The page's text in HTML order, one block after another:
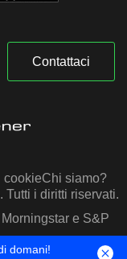
Contattaci
cookieChi siamo?
i diritti riservati.
e S&P
domani!